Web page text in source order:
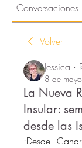
Conversaciones
Volver
Jessica ·
8 de
La Nueva
Insular:
desde las
¡